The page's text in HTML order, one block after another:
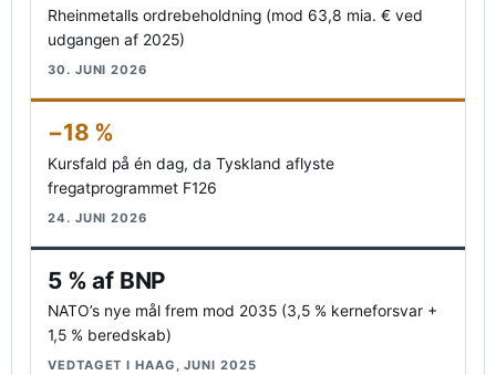
Rheinmetalls ordrebeholdning (mod 63,8 mia. € ved
udgangen af 2025)
30. JUNI 2026
−18 %
Kursfald på én dag, da Tyskland aflyste
fregatprogrammet F126
24. JUNI 2026
5 % af BNP
NATO’s nye mål frem mod 2035 (3,5 % kerneforsvar +
1,5 % beredskab)
VEDTAGET I HAAG, JUNI 2025